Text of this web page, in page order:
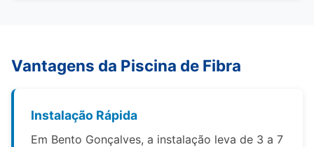
Vantagens da Piscina de Fibra
Instalação Rápida
Em Bento Gonçalves, a instalação leva de 3 a 7